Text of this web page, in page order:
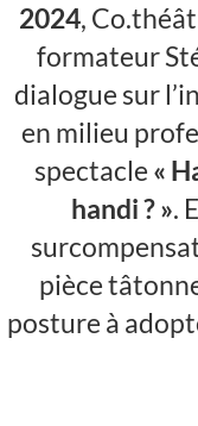
2024,
formateur
dialogue sur
en milieu
spectacle «
handi ? ».
pièce
posture à